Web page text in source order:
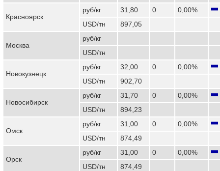
Красноярск
руб/кг 31,80 0
0,00%
USD/тн
897,05
Москва
руб/кг
USD/тн
Новокузнецк
руб/кг 32,00 0
0,00%
USD/тн
902,70
Новосибирск
руб/кг 31,70 0
0,00%
USD/тн
894,23
Омск
руб/кг 31,00 0
0,00%
USD/тн
874,49
Орск
руб/кг 31,00 0
0,00%
USD/тн
874,49